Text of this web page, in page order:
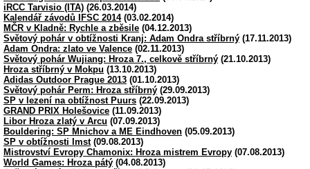
iRCC Tarvisio (ITA) (26.03.2014)
Kalendář závodů IFSC 2014(03.02.2014)
MČR v Kladně: Rychle a zběsile (04.12.2013)
Světový pohár v obtížnosti Kranj: Adam Ondra stříbrný (17.11.2013)
Adam Ondra: zlato ve Valence (02.11.2013)
Světový pohár Wujiang: Hroza 7., celkově stříbrný (21.10.2013)
Hroza stříbrný v Mokpu (13.10.2013)
Adidas Outdoor Prague 2013 (01.10.2013)
Světový pohár Perm: Hroza stříbrný (29.09.2013)
SP v lezení na obtížnost Puurs (22.09.2013)
GRAND PRIX Holešovice (11.09.2013)
Libor Hroza zlatý v Arcu (07.09.2013)
Bouldering: SP Mnichov a ME Eindhoven (05.09.2013)
SP v obtížnosti Imst(09.08.2013)
Mistrovství Evropy Chamonix: Hroza mistrem Evropy (07.08.2013)
World Games: Hroza pátý (04.08.2013)